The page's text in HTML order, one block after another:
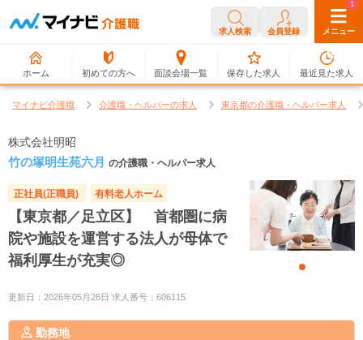
求人検索 会員登録 メニュー
ホーム 初めての方へ 面談会場一覧
0
保存した求人
1
最近見た求人
マイナビ介護職 介護職・ヘルパーの求人 東京都の介護職・ヘルパー求人
株式会社明昭
竹の塚明生苑六月 の介護職・ヘルパー求人
正社員(正職員) 有料老人ホーム
【東京都／足立区】 首都圏に病
院や施設を運営する法人が母体で
福利厚生が充実◎
更新日：2026年05月26日 求人番号：606115
勤務地